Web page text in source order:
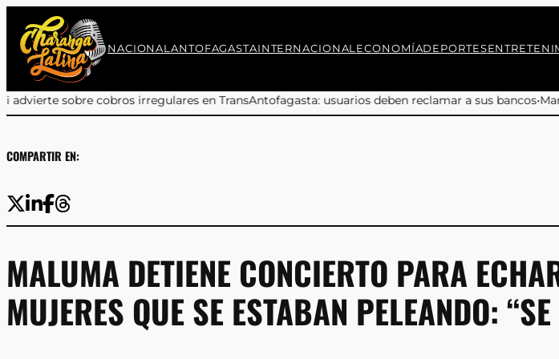
contenido
NACIONALANTOFAGASTAINTERNACIONALECONOMÍADEPORTES
en TransAntofagasta: usuarios deben reclamar a sus bancos•Marcos Celedón:
COMPARTIR EN:
MALUMA DETIENE CONCIERTO PARA
MUJERES QUE SE ESTABAN PELEANDO: